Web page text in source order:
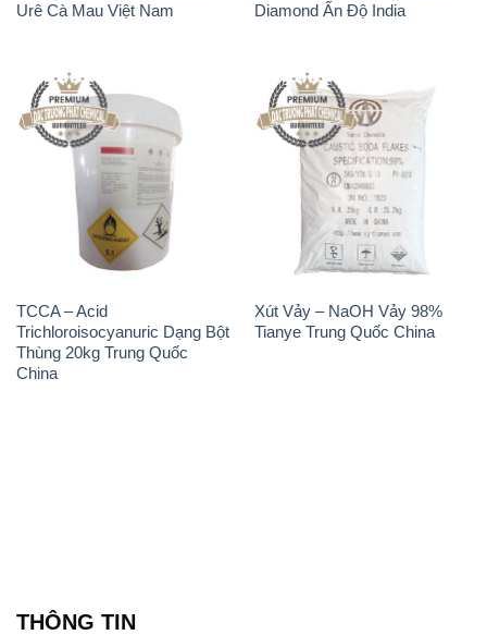
Urê Cà Mau Việt Nam
Diamond Ấn Độ India
TCCA – Acid
Trichloroisocyanuric Dạng Bột
Thùng 20kg Trung Quốc
China
Xút Vảy – NaOH Vảy 98%
Tianye Trung Quốc China
THÔNG TIN